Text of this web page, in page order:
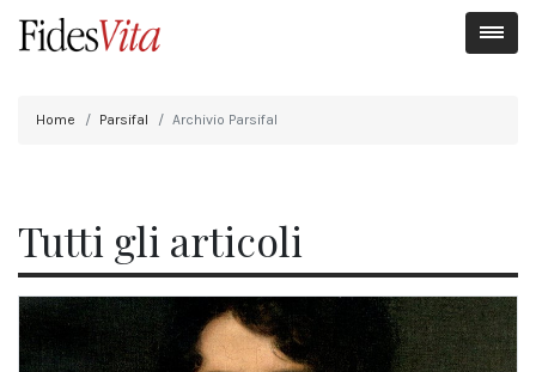
Home Parsifal Archivio Parsifal
Tutti gli articoli